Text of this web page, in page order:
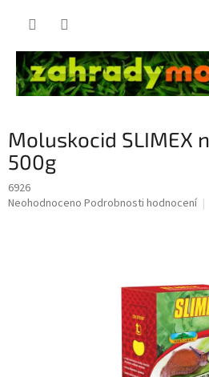
Moluskocid SLIMEX
500g
6926
Průměrné
Neohodnoceno Podrobnosti hodnocení